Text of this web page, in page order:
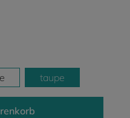
taupe
ein oder